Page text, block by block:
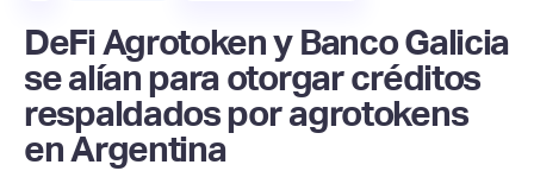
DeFi Agrotoken y Banco Galicia
se alían para otorgar créditos
respaldados por agrotokens
en Argentina